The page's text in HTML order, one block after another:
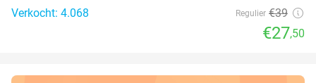
Verkocht: 4.068
Regulier €39
€27,50